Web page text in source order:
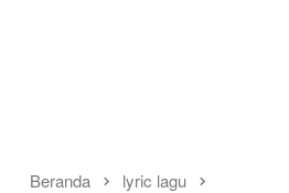
Beranda lyric lagu